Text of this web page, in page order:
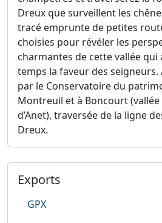
Dreux que surveillent les
tracé emprunte de petites
choisies pour révéler les
charmantes de cette vallée qui
temps la faveur des seigneurs.
par le Conservatoire du
Montreuil et à Boncourt (vallée
d’Anet), traversée de la ligne
Dreux.
Exports
GPX